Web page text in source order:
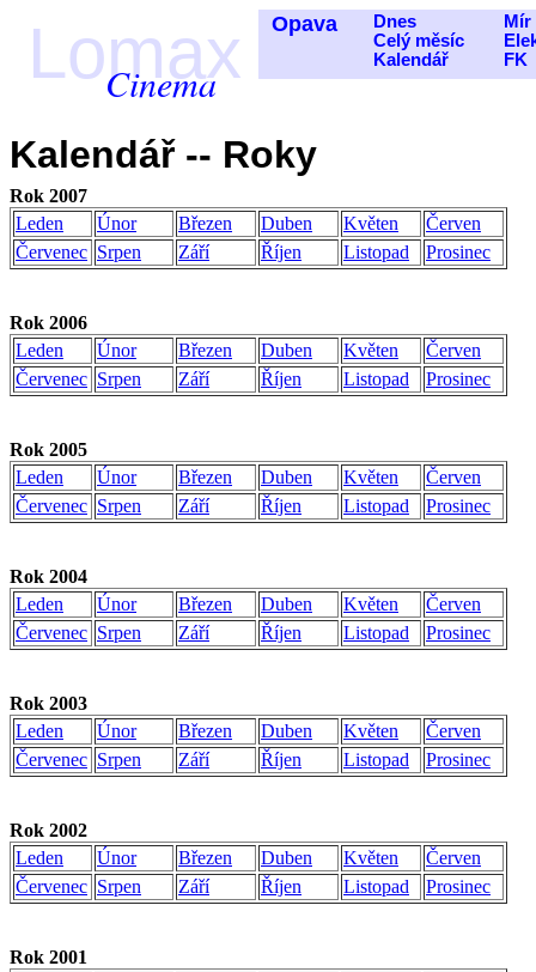
Lomax
Cinema
Opava
Dnes
Celý měsíc
Kalendář
Mír
FK
Kalendář -- Roky
Rok 2007
Leden
Únor Březen Duben Květen
Červen
Červenec Srpen Září Říjen Listopad Prosinec
Rok 2006
Leden
Únor Březen Duben Květen
Červen
Červenec Srpen Září Říjen Listopad Prosinec
Rok 2005
Leden
Únor Březen Duben Květen
Červen
Červenec Srpen Září Říjen Listopad Prosinec
Rok 2004
Leden
Únor Březen Duben Květen
Červen
Červenec Srpen Září Říjen Listopad Prosinec
Rok 2003
Leden
Únor Březen Duben Květen
Červen
Červenec Srpen Září Říjen Listopad Prosinec
Rok 2002
Leden
Únor Březen Duben Květen
Červen
Červenec Srpen Září Říjen Listopad Prosinec
Rok 2001